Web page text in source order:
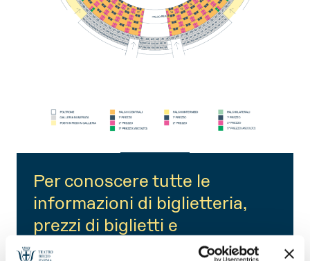
Per conoscere tutte le
informazioni di biglietteria,
prezzi di biglietti e
abbonamenti, promozioni e